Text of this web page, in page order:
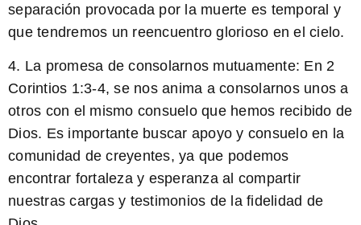
separación provocada por la muerte es temporal y
que tendremos un reencuentro glorioso en el cielo.
4. La promesa de consolarnos mutuamente: En 2
Corintios 1:3-4, se nos anima a consolarnos unos a
otros con el mismo consuelo que hemos recibido de
Dios. Es importante buscar apoyo y consuelo en la
comunidad de creyentes, ya que podemos
encontrar fortaleza y esperanza al compartir
nuestras cargas y testimonios de la fidelidad de